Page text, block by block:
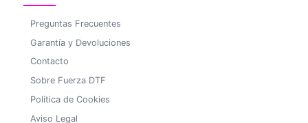
Preguntas Frecuentes
Garantía y Devoluciones
Contacto
Sobre Fuerza DTF
Política de Cookies
Aviso Legal